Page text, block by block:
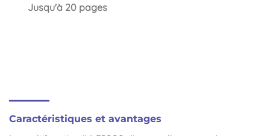
Jusqu'à 20 pages
Caractéristiques et avantages